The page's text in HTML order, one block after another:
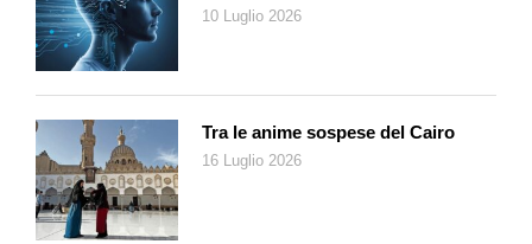
10 Luglio 2026
Tra le anime sospese del Cairo
16 Luglio 2026